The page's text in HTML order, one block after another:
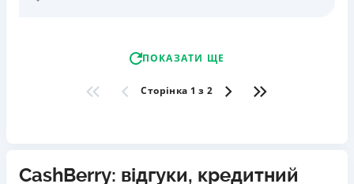
ПОКАЗАТИ ЩЕ
Сторінка 1 з 2
CashBerry: відгуки, кредитний